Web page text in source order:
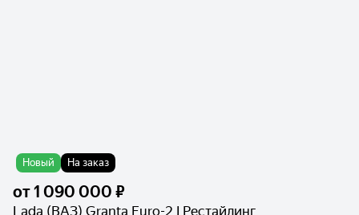
Новый На заказ
от1 090 000 ₽
Lada (ВАЗ) Granta Euro-2 I Рестайлинг